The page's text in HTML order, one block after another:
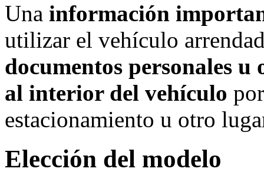
Una información
utilizar el vehículo
documentos personales
al interior del vehículo
estacionamiento u otro
Elección del modelo